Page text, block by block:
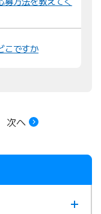
こですか
次へ